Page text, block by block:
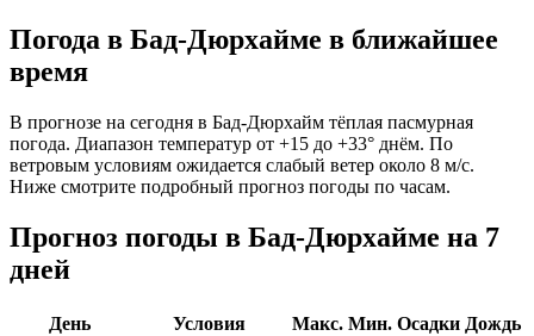
Погода в Бад-Дюрхайме в ближайшее
время
В прогнозе на сегодня в Бад-Дюрхайм тёплая пасмурная
погода. Диапазон температур от +15 до +33° днём. По
ветровым условиям ожидается слабый ветер около 8 м/с.
Ниже смотрите подробный прогноз погоды по часам.
Прогноз погоды в Бад-Дюрхайме на 7
дней
День Условия Макс. Мин. Осадки Дождь